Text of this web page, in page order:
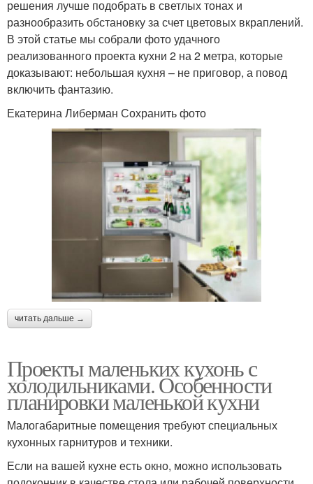
решения лучше подобрать в светлых тонах и
разнообразить обстановку за счет цветовых вкраплений.
В этой статье мы собрали фото удачного
реализованного проекта кухни 2 на 2 метра, которые
доказывают: небольшая кухня – не приговор, а повод
включить фантазию.
Екатерина Либерман Сохранить фото
читать дальше →
Проекты маленьких кухонь с
холодильниками. Особенности
планировки маленькой кухни
Малогабаритные помещения требуют специальных
кухонных гарнитуров и техники.
Если на вашей кухне есть окно, можно использовать